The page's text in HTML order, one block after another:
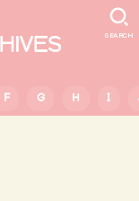
F G H I
SEARCH